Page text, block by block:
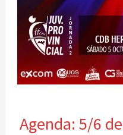
Agenda: 5/6
5/6